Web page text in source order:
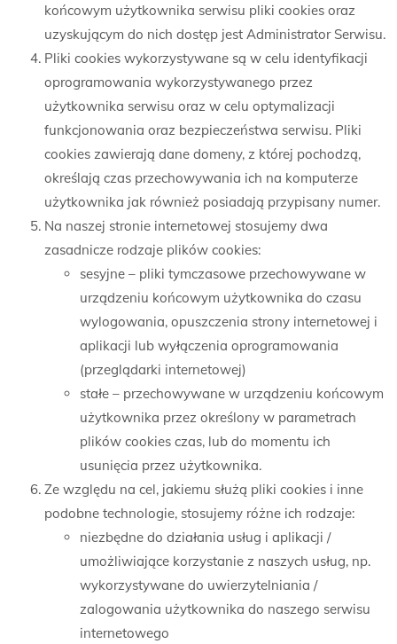
końcowym użytkownika serwisu pliki cookies oraz
uzyskującym do nich dostęp jest Administrator Serwisu.
Pliki cookies wykorzystywane są w celu identyfikacji
oprogramowania wykorzystywanego przez
użytkownika serwisu oraz w celu optymalizacji
funkcjonowania oraz bezpieczeństwa serwisu. Pliki
cookies zawierają dane domeny, z której pochodzą,
określają czas przechowywania ich na komputerze
użytkownika jak również posiadają przypisany numer.
Na naszej stronie internetowej stosujemy dwa
zasadnicze rodzaje plików cookies:
sesyjne – pliki tymczasowe przechowywane w
urządzeniu końcowym użytkownika do czasu
wylogowania, opuszczenia strony internetowej i
aplikacji lub wyłączenia oprogramowania
(przeglądarki internetowej)
stałe – przechowywane w urządzeniu końcowym
użytkownika przez określony w parametrach
plików cookies czas, lub do momentu ich
usunięcia przez użytkownika.
Ze względu na cel, jakiemu służą pliki cookies i inne
podobne technologie, stosujemy różne ich rodzaje:
niezbędne do działania usług i aplikacji /
umożliwiające korzystanie z naszych usług, np.
wykorzystywane do uwierzytelniania /
zalogowania użytkownika do naszego serwisu
internetowego